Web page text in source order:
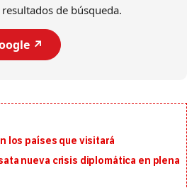
de búsqueda.
↗️
los países que visitará
nueva crisis diplomática en plena